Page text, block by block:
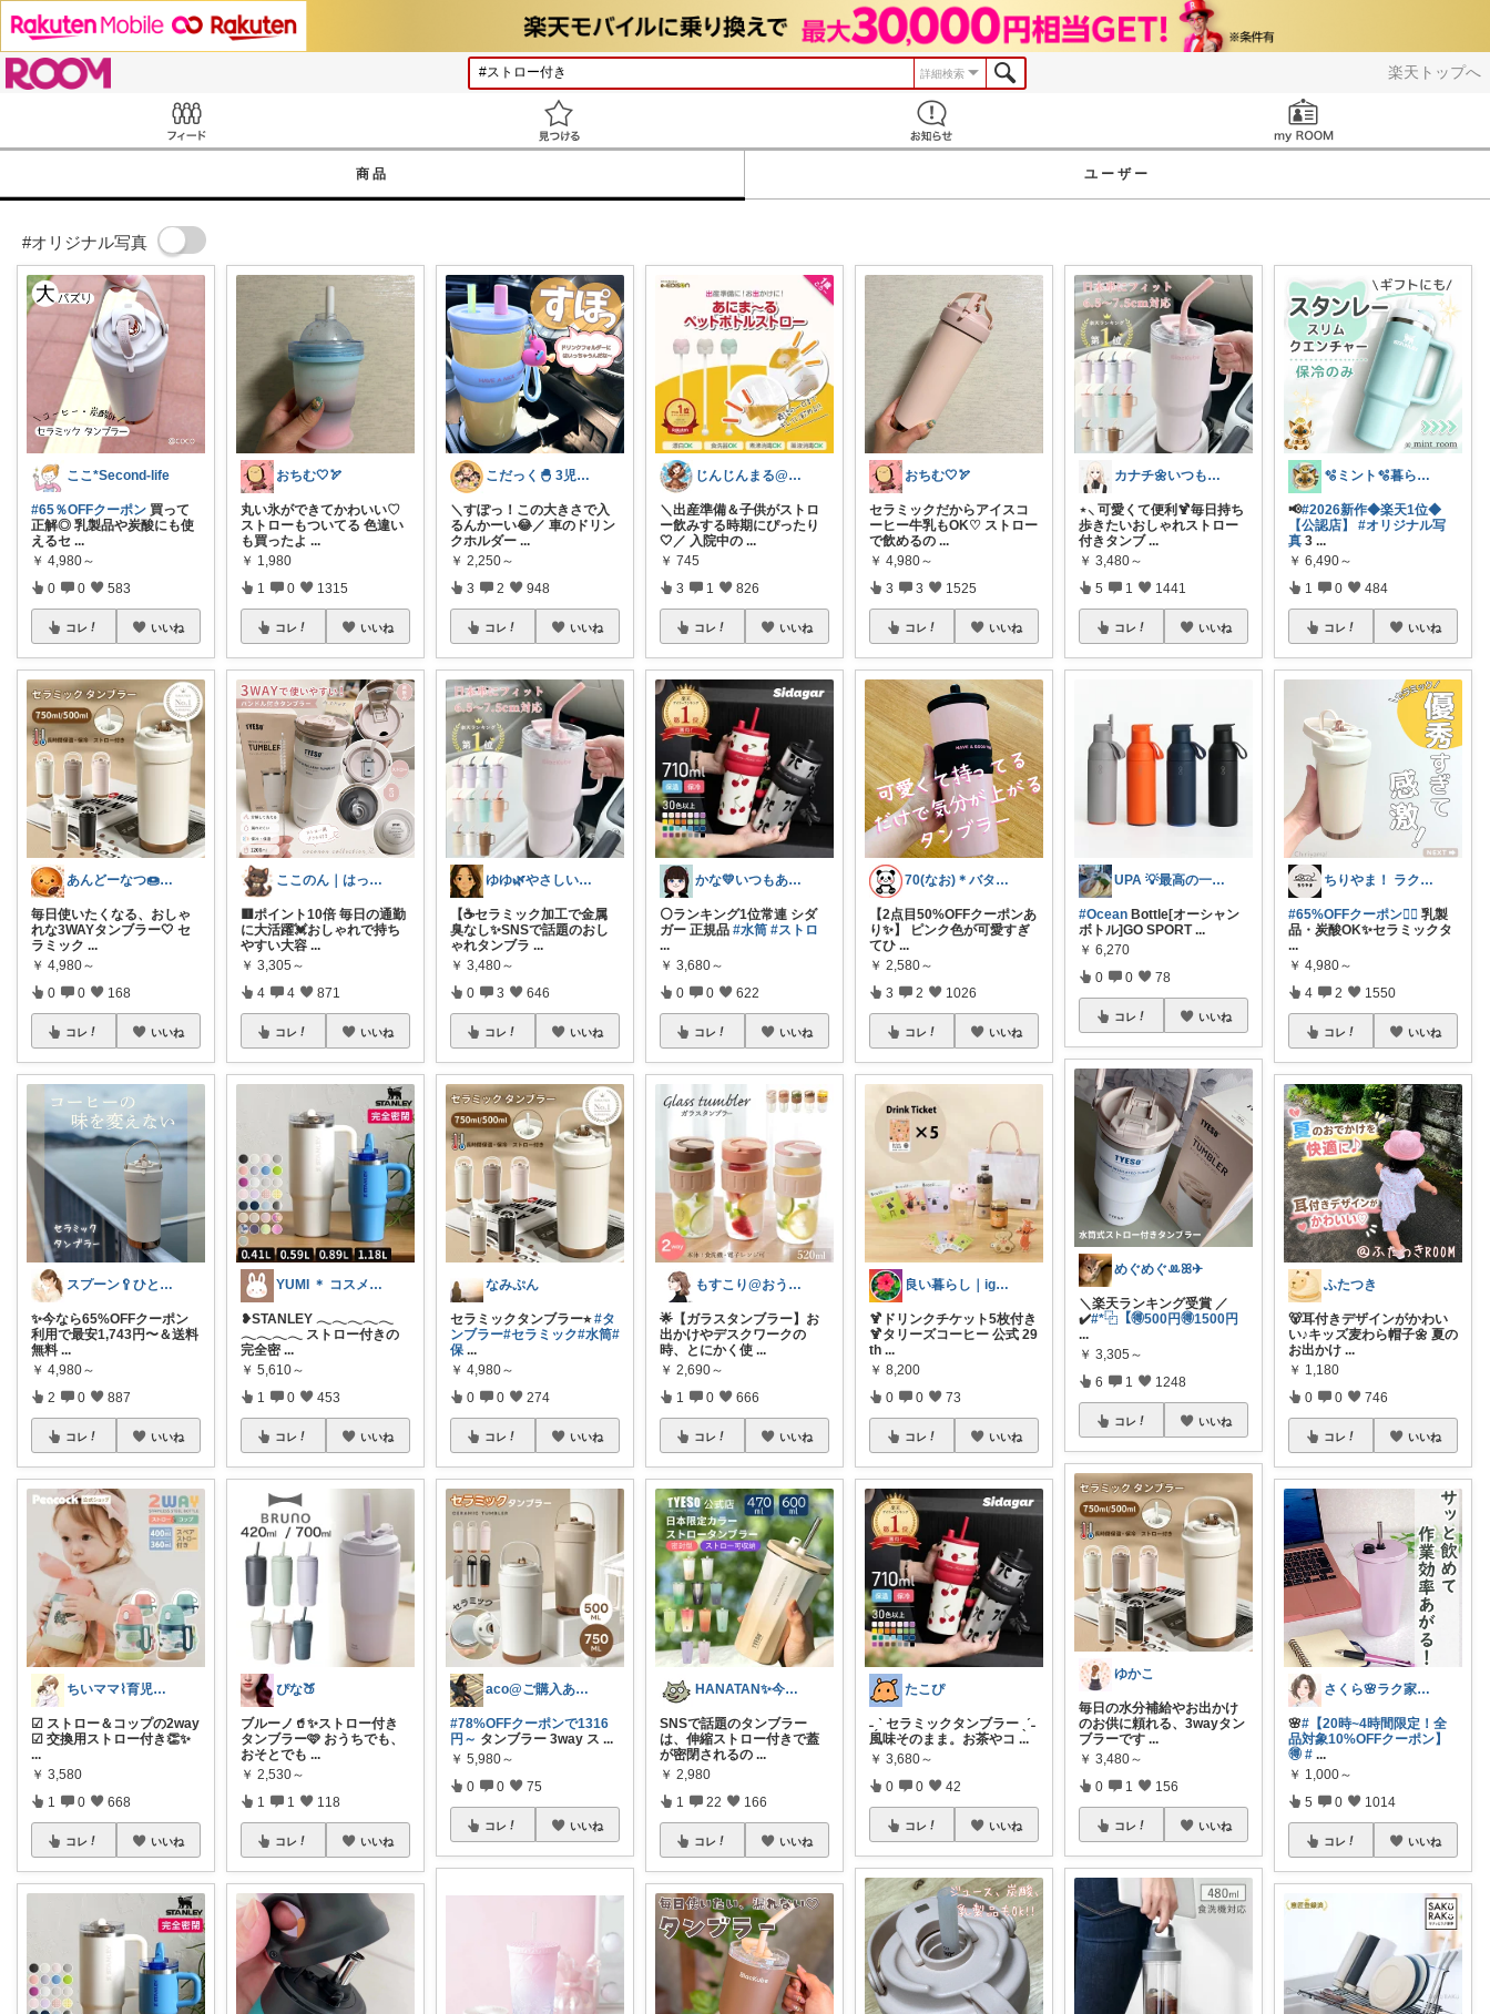
楽天トップへ
詳細検索
商品 ユーザー
#オリジナル写真
ここ*Second-life
#65％OFFクーポン 買って
正解◎ 乳製品や炭酸にも使
えるセ ...
￥ 4,980～
0 0 583
コレ いいね
あんどーなつ🍩 毎日楽しくご機嫌に
毎日使いたくなる、おしゃ
れな3WAYタンブラー🤍 セ
ラミック ...
￥ 4,980～
0 0 168
コレ いいね
スプーン🥄ひとさじの暮らし
✨今なら65%OFFクーポン
利用で最安1,743円〜＆送料
無料 ...
￥ 4,980～
2 0 887
コレ いいね
ちいママ⌇育児グッズ𖤣𖥧𖥣𖡡
☑︎ ストロー＆コップの2way
☑︎ 交換用ストロー付き👏✨
...
￥ 3,580
1 0 668
コレ いいね
おちむ🤍🏹
丸い氷ができてかわいい♡
ストローもついてる 色違い
も買ったよ ...
￥ 1,980
1 0 1315
コレ いいね
ここのん｜はっぴいライフ💓
🟥ポイント10倍 毎日の通勤
に大活躍💓おしゃれで持ち
やすい大容 ...
￥ 3,305～
4 4 871
コレ いいね
YUMI ＊ コスメと暮らし🌱
❥︎STANLEY 𓂃𓂃𓂃𓂃𓂃
𓂃𓂃𓂃𓂃 ストロー付きの
完全密 ...
￥ 5,610～
1 0 453
コレ いいね
ぴな🍑
ブルーノ🥤✨ストロー付き
タンブラー🩷 おうちでも、
おそとでも ...
￥ 2,530～
1 1 118
コレ いいね
こだっく🐣 3児のママ
＼すぽっ！この大きさで入
るんかーい😂／ 車のドリン
クホルダー ...
￥ 2,250～
3 2 948
コレ いいね
ゆゆ🌿やさしい暮らしROOM
【☕セラミック加工で金属
臭なし✨SNSで話題のおし
ゃれタンブラ ...
￥ 3,480～
0 3 646
コレ いいね
なみぷん
セラミックタンブラー⭐︎#タ
ンブラー#セラミック#水筒#
保 ...
￥ 4,980～
0 0 274
コレ いいね
aco@ご購入ありがとうございます✨️
#78%OFFクーポンで1316
円～ タンブラー 3way ス ...
￥ 5,980～
0 0 75
コレ いいね
じんじんまる@2歳児ママ
＼出産準備＆子供がストロ
ー飲みする時期にぴったり
🤍／ 入院中の ...
￥ 745
3 1 826
コレ いいね
かな💛いつもありがとうございます
⚪️ランキング1位常連 シダ
ガー 正規品#水筒 #ストロ
...
￥ 3,680～
0 0 622
コレ いいね
もすこり@おうち満喫＆外出頑張る
🌟【ガラスタンブラー】​お
出かけやデスクワークの
時、とにかく使 ...
￥ 2,690～
1 0 666
コレ いいね
HANATAN✨今日たのしかった✨
SNSで話題のタンブラー
は、伸縮ストロー付きで蓋
が密閉されるの ...
￥ 2,980
1 22 166
コレ いいね
おちむ🤍🏹
セラミックだからアイスコ
ーヒー牛乳もOK♡ ストロー
で飲めるの ...
￥ 4,980～
3 3 1525
コレ いいね
70(なお)＊バタバタな毎日をご機嫌に♡
【2点目50%OFFクーポンあ
り✨】 ピンク色が可愛すぎ
てひ ...
￥ 2,580～
3 2 1026
コレ いいね
良い暮らし｜ig@yoikurashi
🍹ドリンクチケット5枚付き
🍹タリーズコーヒー 公式 29
th ...
￥ 8,200
0 0 73
コレ いいね
たこぴ
˗ˏˋ セラミックタンブラー ˎˊ˗
風味そのまま。お茶やコ ...
￥ 3,680～
0 0 42
コレ いいね
カナチ🌼いつもご覧くださり感謝ꕤ
⋆⸜ 可愛くて便利🍹毎日持ち
歩きたいおしゃれストロー
付きタンブ ...
￥ 3,480～
5 1 1441
コレ いいね
UPA 💡最高の一日を💡
#Ocean Bottle[オーシャン
ボトル]GO SPORT ...
￥ 6,270
0 0 78
コレ いいね
めぐめぐꔛꕤ✈︎
＼楽天ランキング受賞 ／
✔️#*⿻【🉐500円🉐1500円
...
￥ 3,305～
6 1 1248
コレ いいね
ゆかこ
毎日の水分補給やお出かけ
のお供に頼れる、3wayタン
ブラーです ...
￥ 3,480～
0 1 156
コレ いいね
🫧ミント🫧暮らし⋆ﾟファッション⋆ﾟ
📢#2026新作◆楽天1位◆
【公認店】
#オリジナル写
真 3️ ...
￥ 6,490～
1 0 484
コレ いいね
ちりやま！ ラク×便利グッズ🫧
#65%OFFクーポン❤️‍🔥 乳製
品・炭酸OK✨セラミックタ
...
￥ 4,980～
4 2 1550
コレ いいね
ふたつき
🐻耳付きデザインがかわい
い♪キッズ麦わら帽子🌼 夏の
お出かけ ...
￥ 1,180
0 0 746
コレ いいね
さくら🌸ラク家事&便利な生活雑貨🏠️
🌸#【20時~4時間限定！全
品対象10%OFFクーポン】
🉐 # ...
￥ 1,000～
5 0 1014
コレ いいね